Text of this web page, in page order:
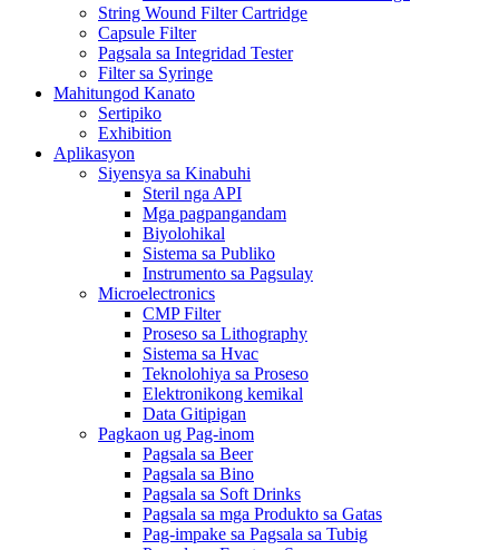
String Wound Filter Cartridge
Capsule Filter
Pagsala sa Integridad Tester
Filter sa Syringe
Mahitungod Kanato
Sertipiko
Exhibition
Aplikasyon
Siyensya sa Kinabuhi
Steril nga API
Mga pagpangandam
Biyolohikal
Sistema sa Publiko
Instrumento sa Pagsulay
Microelectronics
CMP Filter
Proseso sa Lithography
Sistema sa Hvac
Teknolohiya sa Proseso
Elektronikong kemikal
Data Gitipigan
Pagkaon ug Pag-inom
Pagsala sa Beer
Pagsala sa Bino
Pagsala sa Soft Drinks
Pagsala sa mga Produkto sa Gatas
Pag-impake sa Pagsala sa Tubig